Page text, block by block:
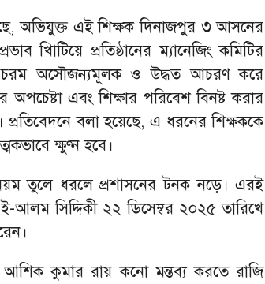
অভিযুক্ত এই শিক্ষক দিনাজপুর ৩ আসনের
খািটিয়ে প্রতিষ্ঠানের ম্যানেজিং কমিটির
চরম অসৌজন্যমূলক ও উদ্ধত আচরণ করে
অপচেষ্টা এবং শিক্ষার পরিবেশ বিনষ্ট করার
বলা হয়েছে, এ ধরনের শিক্ষককে
ক্ষুণ্ন হবে।
তুলে ধরলে প্রশাসনের টনক নড়ে। এরই
ই-আলম সিদ্দিকী ২২ ডিসেম্বর ২০২৫ তারিখে
কুমার রায় কনো মন্তব্য করতে রাজি